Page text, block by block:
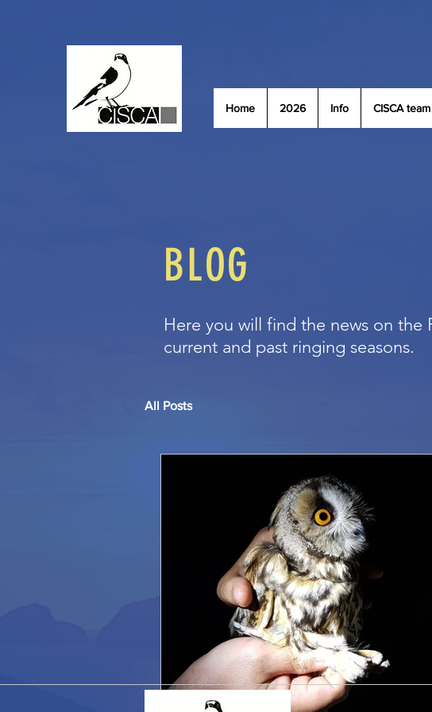
Home 2026 Info CISCA team
BLOG
Here you will find the news on the
current and past ringing seasons.
All Posts